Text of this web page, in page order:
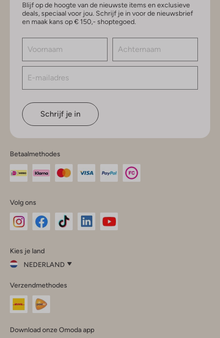
Blijf op de hoogte van de nieuwste items en exclusieve
deals, speciaal voor jou. Schrijf je in voor de nieuwsbrief
en maak kans op € 150,- shoptegoed.
Schrijf je in
Betaalmethodes
Volg ons
InstagramFacebook
Kies je land
NEDERLAND
je
land
Nederland
Verzendmethodes
Download onze Omoda app